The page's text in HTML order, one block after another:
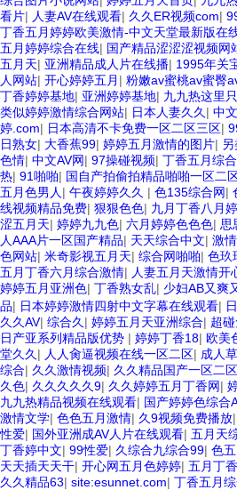
看片| 人妻AV在线观看| 久久ER视频com|
丁香五月婷婷欧美激情-中文天堂最新版在
五月婷婷综合在线| 国产精品涩涩涩视频网
五月天| 亚洲精品成人片在线播| 1995年关
人网站| 开心婷婷五月 | 粉嫩av蜜桃av蜜臀
丁香婷婷基地| 亚洲婷婷基地| 九九热这里
类似婷婷激情综合网站| 日本人妻久久 | 中
婷.com| 日本高清不卡免费一区二区三区|
日熟女| 大香蕉99| 婷婷五月激情的图片|
色情| 中文AV网| 97操碰视频| 丁香五月综合
热| 91啪啪| 国自产拍偷拍精品啪啪一区二
五月色男人 | 午夜婷婷久久 | 色135综合网|
线视频精品免费| 狠狠色色| 九月丁香八月
涩五月天| 婷婷九九色| 六月婷婷色色色| 思
人AAA片一区国产精品| 天天综合中文| 激
色网站| 米奇影视五月天| 综合网啪啪| 色玖
五月丁香六月综合激情| 人妻五月天激情开
婷婷五月亚洲色| 丁香熟女乱| 少妇AB又爽
品| 日本婷婷激情四射中文字幕在线观看|
久久AV| 综合久 | 婷婷五月天亚洲综合| 超
日产亚系列精品版优势 | 婷婷丁香18| 欧美
堂久久 | 人人肏逼视频在线一区二区| 成人
综合| 久久激情视频| 久久精品国产一区二
久色| 久久久久久9| 久久婷婷五月丁香网|
九九热精品视频在线观看| 国产婷婷色综合
激情文学| 色色五月激情| 久9视频免费播放|
性爱| 国外亚洲成AV人片在线观看| 五月天
丁香婷中文| 99性爱| 久综合九综合99| 色
天天插天天干| 开心网五月色婷婷| 五月丁
久久精品63| site:esunnet.com| 丁香五月